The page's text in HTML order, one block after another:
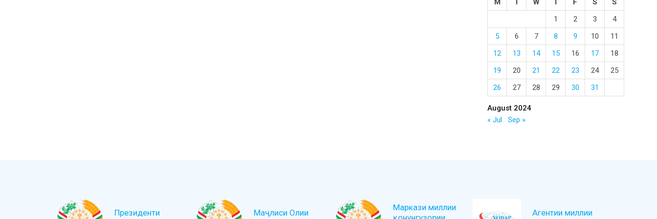
August 2024
M W F S
S
1
2 3
4
5
6 7 8 9 10
11
12
13 14 15 16 17
18
19
20 21 22 23 24
25
26
27 28 29 30 31
« Jul Sep »
Президенти
Маҷлиси Олии
Маркази миллии
Агентии миллии